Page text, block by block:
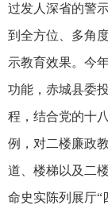
过发人深省的警
到全方位、多角
示教育效果。今
功能，赤城县委
程，结合党的十
例，对二楼廉政
道、楼梯以及二
命史实陈列展厅“